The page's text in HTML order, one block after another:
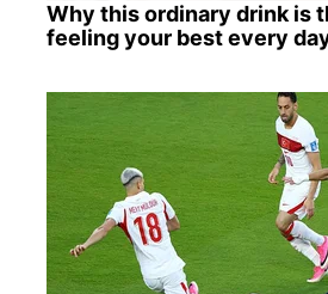
Why this ordinary drink is
feeling your best every